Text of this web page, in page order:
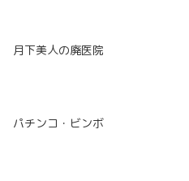
月下美人の廃医院
パチンコ・ビンボ